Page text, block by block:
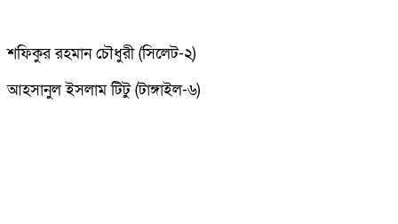
শফিকুর রহমান চৌধুরী (সিলেট-২)
আহসানুল ইসলাম টিটু (টাঙ্গাইল-৬)